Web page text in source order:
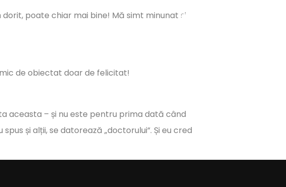
poate chiar mai bine! Mă simt minunat și
de obiectat doar de felicitat!
aceasta – și nu este pentru prima dată când
și alții, se datorează „doctorului”. Și eu cred